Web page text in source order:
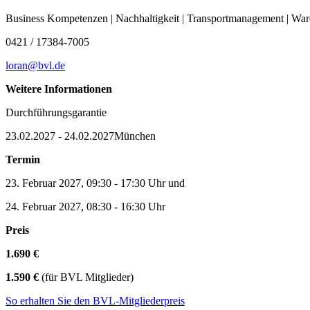
Business Kompetenzen | Nachhaltigkeit | Transportmanagement |
0421 / 17384-7005
loran@bvl.de
Weitere Informationen
Durchführungsgarantie
23.02.2027 - 24.02.2027München
Termin
23. Februar 2027, 09:30 - 17:30 Uhr und
24. Februar 2027, 08:30 - 16:30 Uhr
Preis
1.690 €
1.590 € (für BVL Mitglieder)
So erhalten Sie den BVL-Mitgliederpreis